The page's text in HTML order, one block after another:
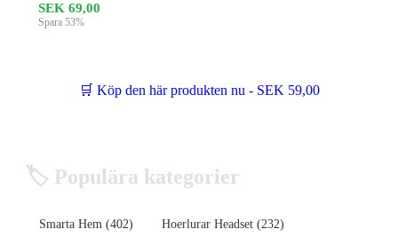
SEK 69,00
Spara 53%
🛒 Köp den här produkten nu - SEK 59,00
🏷️ Populära kategorier
Smarta Hem (402) Hoerlurar Headset (232)